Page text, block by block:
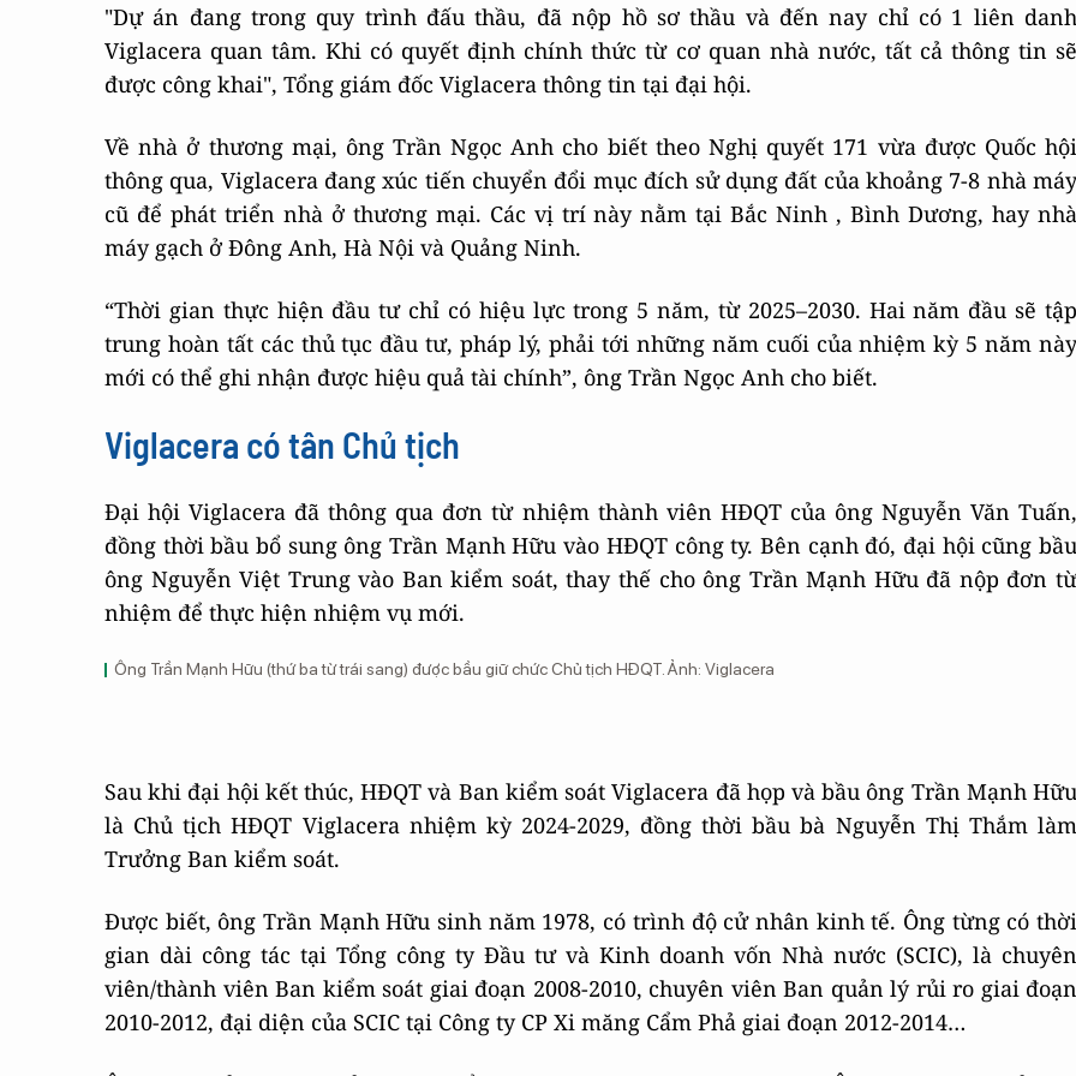
"Dự án đang trong quy trình đấu thầu, đã nộp hồ sơ thầu và đến nay chỉ có 1 liên danh
Viglacera quan tâm. Khi có quyết định chính thức từ cơ quan nhà nước, tất cả thông tin sẽ
được công khai", Tổng giám đốc Viglacera thông tin tại đại hội.
Về nhà ở thương mại, ông Trần Ngọc Anh cho biết theo Nghị quyết 171 vừa được Quốc hội
thông qua, Viglacera đang xúc tiến chuyển đổi mục đích sử dụng đất của khoảng 7-8 nhà máy
cũ để phát triển nhà ở thương mại. Các vị trí này nằm tại Bắc Ninh , Bình Dương, hay nhà
máy gạch ở Đông Anh, Hà Nội và Quảng Ninh.
“Thời gian thực hiện đầu tư chỉ có hiệu lực trong 5 năm, từ 2025–2030. Hai năm đầu sẽ tập
trung hoàn tất các thủ tục đầu tư, pháp lý, phải tới những năm cuối của nhiệm kỳ 5 năm này
mới có thể ghi nhận được hiệu quả tài chính”, ông Trần Ngọc Anh cho biết.
Viglacera có tân Chủ tịch
Đại hội Viglacera đã thông qua đơn từ nhiệm thành viên HĐQT của ông Nguyễn Văn Tuấn,
đồng thời bầu bổ sung ông Trần Mạnh Hữu vào HĐQT công ty. Bên cạnh đó, đại hội cũng bầu
ông Nguyễn Việt Trung vào Ban kiểm soát, thay thế cho ông Trần Mạnh Hữu đã nộp đơn từ
nhiệm để thực hiện nhiệm vụ mới.
Ông Trần Mạnh Hữu (thứ ba từ trái sang) được bầu giữ chức Chủ tịch HĐQT. Ảnh: Viglacera
Sau khi đại hội kết thúc, HĐQT và Ban kiểm soát Viglacera đã họp và bầu ông Trần Mạnh Hữu
là Chủ tịch HĐQT Viglacera nhiệm kỳ 2024-2029, đồng thời bầu bà Nguyễn Thị Thắm làm
Trưởng Ban kiểm soát.
Được biết, ông Trần Mạnh Hữu sinh năm 1978, có trình độ cử nhân kinh tế. Ông từng có thời
gian dài công tác tại Tổng công ty Đầu tư và Kinh doanh vốn Nhà nước (SCIC), là chuyên
viên/thành viên Ban kiểm soát giai đoạn 2008-2010, chuyên viên Ban quản lý rủi ro giai đoạn
2010-2012, đại diện của SCIC tại Công ty CP Xi măng Cẩm Phả giai đoạn 2012-2014…